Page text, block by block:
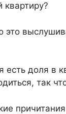
квартиру?
это
есть доля в
так